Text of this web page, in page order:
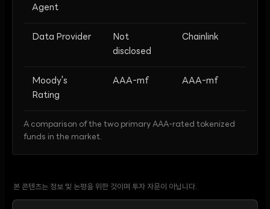
Agent
Data Provider
Not
disclosed
Chainlink
Moody's
Rating
AAA-mf AAA-mf
A comparison of the two primary AAA-rated tokenized
funds in the market.
본 콘텐츠는 정보 및 논평을 위한 것이며 투자 자문이 아닙니다.